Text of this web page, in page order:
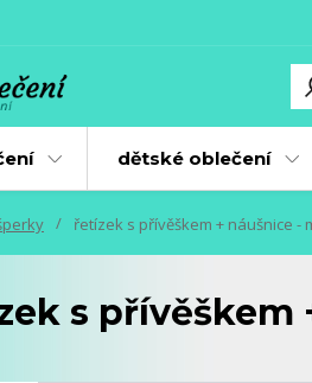
dětské oblečení
řetízek s přívěškem + náušnice -
s přívěškem